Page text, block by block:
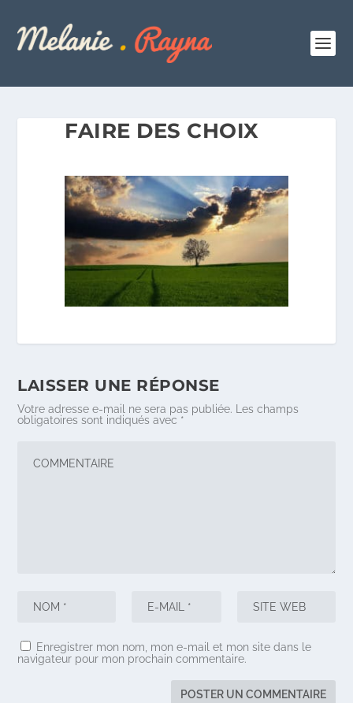
FAIRE DES CHOIX
LAISSER UNE RÉPONSE
Votre adresse e-mail ne sera pas publiée.
Les champs
obligatoires sont indiqués avec *
Enregistrer mon nom, mon e-mail et mon site dans le
navigateur pour mon prochain commentaire.